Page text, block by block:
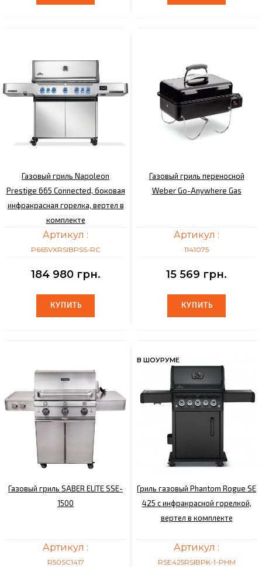
Газовый гриль Napoleon
Prestige 665 Connected, боковая
инфракрасная горелка, вертел в
комплекте
Артикул :
P665VXRSIBPSS-RC
184 980 грн.
КУПИТЬ
КУПИТЬ
Газовый гриль переносной
Weber Go-Аnywhere Gas
Артикул :
1141075
15 569 грн.
КУПИТЬ
КУПИТЬ
Газовый гриль SABER ELITE SSE-
1500
Артикул :
R50SC1417
В ШОУРУМЕ
Гриль газовый Phantom Rogue SE
425 с инфракрасной горелкой,
вертел в комплекте
Артикул :
RSE425RSIBPK-1-PHM